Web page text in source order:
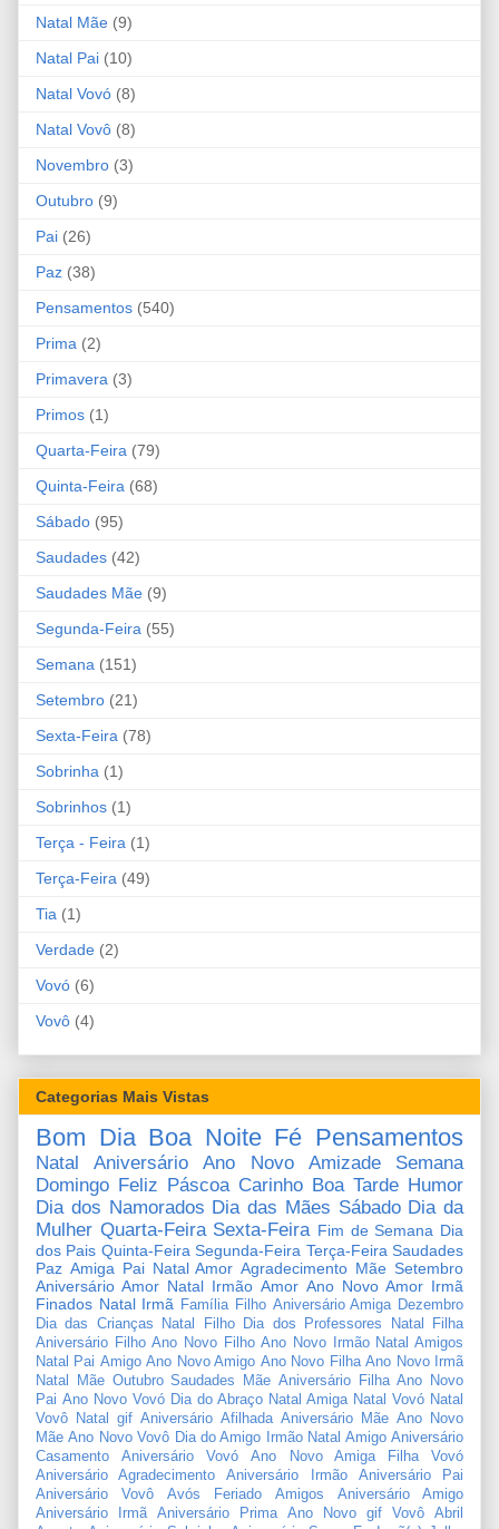
Natal Mãe (9)
Natal Pai (10)
Natal Vovó (8)
Natal Vovô (8)
Novembro (3)
Outubro (9)
Pai (26)
Paz (38)
Pensamentos (540)
Prima (2)
Primavera (3)
Primos (1)
Quarta-Feira (79)
Quinta-Feira (68)
Sábado (95)
Saudades (42)
Saudades Mãe (9)
Segunda-Feira (55)
Semana (151)
Setembro (21)
Sexta-Feira (78)
Sobrinha (1)
Sobrinhos (1)
Terça - Feira (1)
Terça-Feira (49)
Tia (1)
Verdade (2)
Vovó (6)
Vovô (4)
Categorias Mais Vistas
Bom Dia Boa Noite Fé Pensamentos
Natal Aniversário Ano Novo Amizade
Semana
Domingo Feliz Páscoa Carinho Boa Tarde Humor
Dia dos Namorados Dia das Mães Sábado Dia da
Mulher Quarta-Feira Sexta-Feira Fim de Semana Dia
dos Pais Quinta-Feira Segunda-Feira Terça-Feira Saudades
Paz Amiga Pai Natal Amor Agradecimento Mãe Setembro
Aniversário Amor Natal Irmão Amor Ano Novo Amor Irmã
Finados Natal Irmã Família Filho Aniversário Amiga Dezembro
Dia das Crianças
Natal Filho Dia dos Professores
Natal Filha
Aniversário Filho Ano Novo Filho Ano Novo Irmão Natal Amigos
Natal Pai Amigo Ano Novo Amigo Ano Novo Filha Ano Novo Irmã
Natal Mãe Outubro Saudades Mãe Aniversário Filha Ano Novo
Pai Ano Novo Vovó Dia do Abraço Natal Amiga Natal Vovó Natal
Vovô
Natal gif Aniversário Afilhada Aniversário Mãe Ano Novo
Mãe Ano Novo Vovô Dia do Amigo Irmão Natal Amigo Aniversário
Casamento
Aniversário Vovó Ano Novo Amiga Filha
Vovó
Aniversário Agradecimento
Aniversário Irmão
Aniversário Pai
Aniversário Vovô
Avós Feriado Amigos
Aniversário Amigo
Aniversário Irmã
Aniversário Prima Ano Novo gif Vovô
Abril